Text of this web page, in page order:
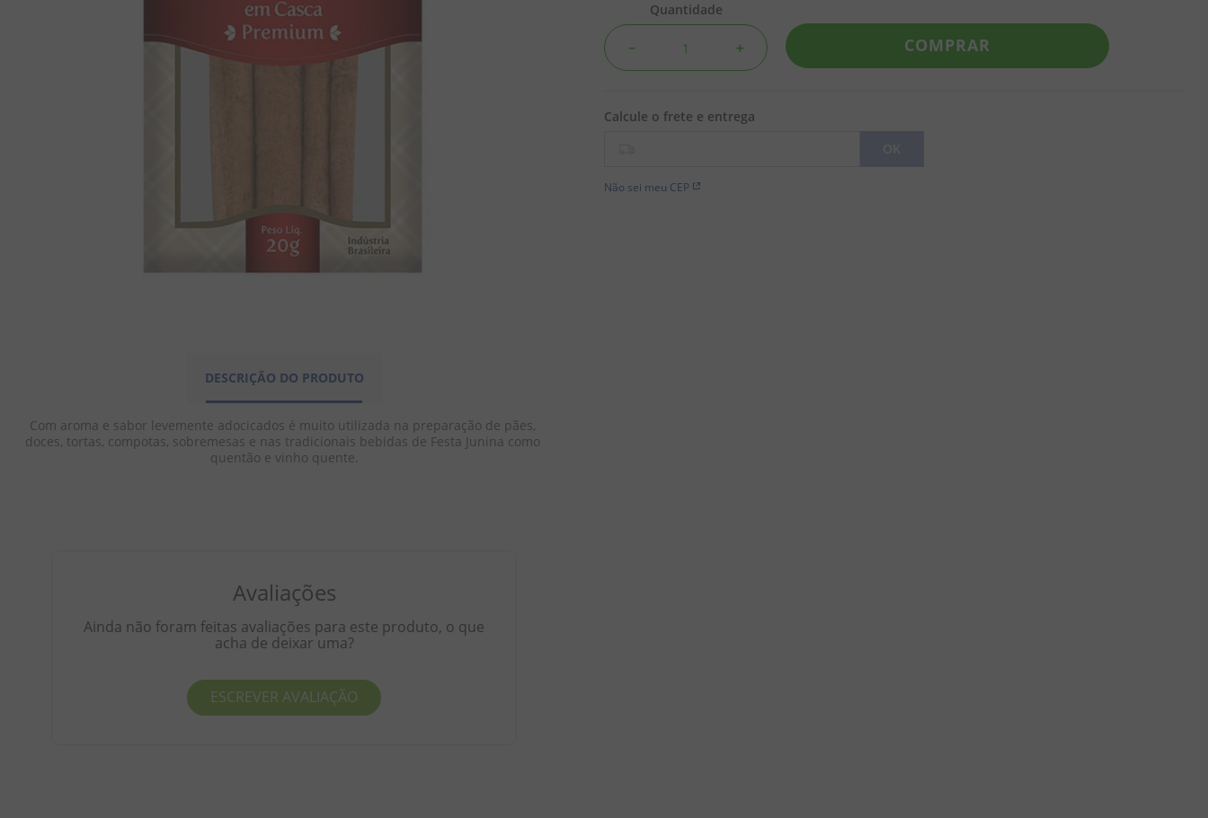
DESCRIÇÃO DO PRODUTO
Com aroma e sabor levemente adocicados é muito utilizada na preparação de pães,
doces, tortas, compotas, sobremesas e nas tradicionais bebidas de Festa Junina como
quentão e vinho quente.
Avaliações
Ainda não foram feitas avaliações para este produto, o que
acha de deixar uma?
ESCREVER AVALIAÇÃO
Quantidade
＋
－ COMPRAR
Não sei meu CEP